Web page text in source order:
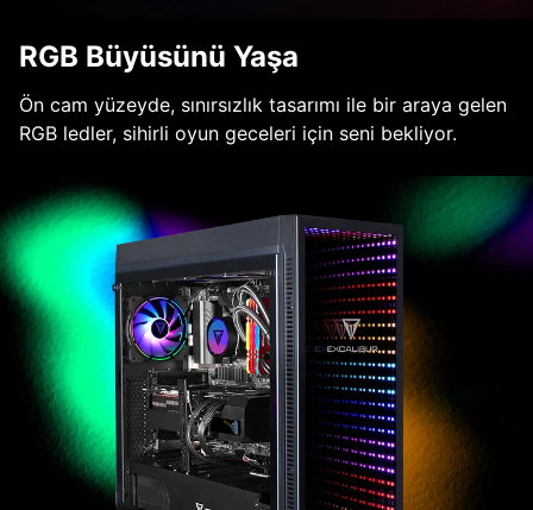
RGB Büyüsünü Yaşa
Ön cam yüzeyde, sınırsızlık tasarımı ile bir araya gelen
RGB ledler, sihirli oyun geceleri için seni bekliyor.